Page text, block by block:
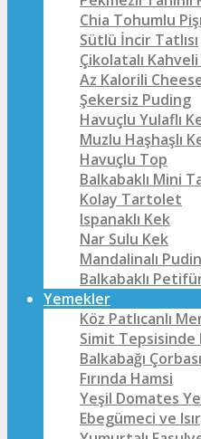
Chia Tohumlu
Sütlü İncir Tatlısı
Çikolatalı
Az Kalorili
Şekersiz Puding
Havuçlu Yulaflı
Muzlu Haşhaşlı
Havuçlu Top
Balkabaklı Mini
Kolay Tartolet
Ispanaklı Kek
Nar Sulu Kek
Mandalinalı
Balkabaklı
Yemekler
Köz Patlıcanlı
Simit Tepsisinde
Balkabağı Çorbası
Fırında Hamsi
Yeşil Domates
Ebegümeci ve